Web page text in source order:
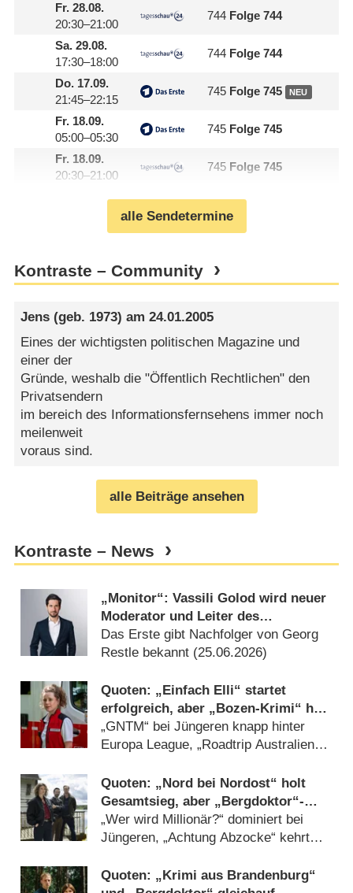
Fr.28.08.
20:30–21:00
744 Folge 744
Sa.29.08.
17:30–18:00
744 Folge 744
Do.17.09.
21:45–22:15
745 Folge 745 NEU
Fr.18.09.
05:00–05:30
745 Folge 745
Fr. 18.09.
20:30–21:00
745 Folge 745
alle Sendetermine
Kontraste – Community
Jens (geb. 1973) am24.01.2005
Eines der wichtigsten politischen Magazine und
einer der
Gründe, weshalb die "Öffentlich Rechtlichen" den
Privatsendern
im bereich des Informationsfernsehens immer noch
meilenweit
voraus sind.
alle Beiträge ansehen
Kontraste – News
„Monitor“: Vassili Golod wird neuer
Moderator und Leiter des
Politmagazins
Das Erste gibt Nachfolger von Georg
Restle bekannt (25.06.2026)
Quoten: „Einfach Elli“ startet
erfolgreich, aber „Bozen-Krimi“ holt
ungefährdeten Gesamtsieg
„GNTM“ bei Jüngeren knapp hinter
Europa League, „Roadtrip Australien“
Quoten: „Nord bei Nordost“ holt
Gesamtsieg, aber „Bergdoktor“-
Rückkehr ebenfalls stark
„Wer wird Millionär?“ dominiert bei
Jüngeren, „Achtung Abzocke“ kehrt
Quoten: „Krimi aus Brandenburg“